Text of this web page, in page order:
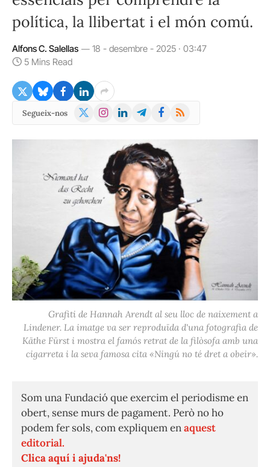
política, la llibertat i el món comú.
Alfons C. Salellas
18 - desembre - 2025 · 03:47
5 Mins Read
Segueix-nos
X
Instagram
LinkedInTelegramFacebook
RSS
Grafiti de Hannah Arendt al seu lloc de naixement a
Lindener. La imatge va ser reproduïda d'una fotografia de
Käthe Fürst i mostra el famós retrat de la filòsofa amb una
cigarreta i la seva famosa cita «Ningú no té dret a obeir».
Som una Fundació que exercim el periodisme en
obert, sense murs de pagament. Però no ho
podem fer sols, com expliquem enaquest
editorial.
Clica aquí i ajuda'ns!